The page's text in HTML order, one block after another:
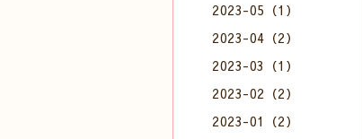
2023-05（1）
2023-04（2）
2023-03（1）
2023-02（2）
2023-01（2）